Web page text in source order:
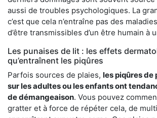
aussi de troubles psychologiques. La
c’est que cela n’entraîne pas des
d’être transmissibles d’un être humain à
Les punaises de lit : les effets
qu’entraînent les piqûres
Parfois sources de plaies, les piqûres de
sur les adultes ou les enfants ont
de démangeaison. Vous pouvez
gratter et à force de répéter cela, de